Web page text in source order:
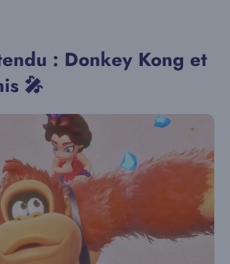
: Donkey Kong et
🎤